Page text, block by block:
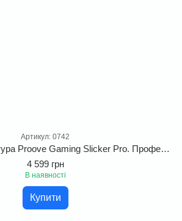
Артикул: 0742
Бездротова клавіатура Proove Gaming Slicker Pro. Професійна ігрова геймерська клавіатура для Windows, MacOS та Linux
4 599 грн
В наявності
Купити